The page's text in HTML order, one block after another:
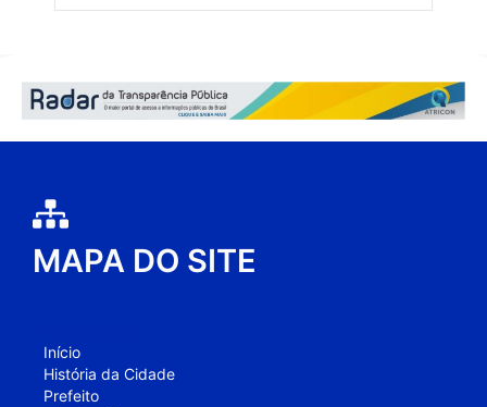
MAPA DO SITE
Início
História da Cidade
Prefeito